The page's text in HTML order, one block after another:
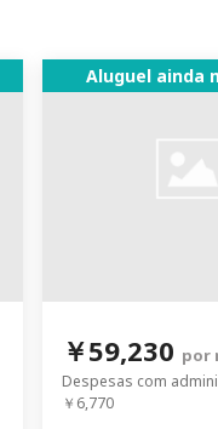
Aluguel ainda
￥59,230 por
Despesas com
￥6,770